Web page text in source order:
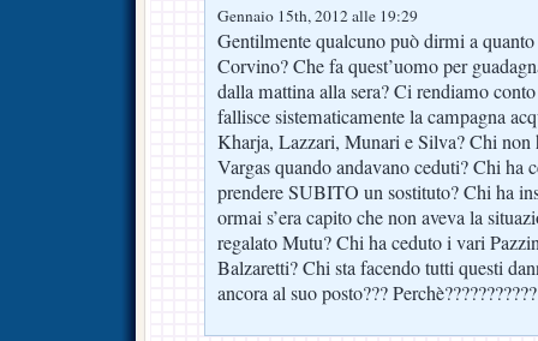
Gennaio 15th, 2012 alle 19:29
Gentilmente qualcuno può dirmi a
Corvino? Che fa quest’uomo per
dalla mattina alla sera? Ci rendiamo
fallisce sistematicamente la campagna
Kharja, Lazzari, Munari e Silva? Chi non
Vargas quando andavano ceduti? Chi ha
prendere SUBITO un sostituto? Chi ha
ormai s’era capito che non aveva la
regalato Mutu? Chi ha ceduto i vari
Balzaretti? Chi sta facendo tutti questi
ancora al suo posto???